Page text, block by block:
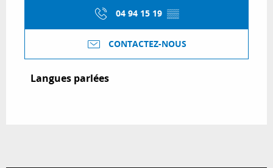
04 94 15 19 ▒▒
CONTACTEZ-NOUS
Langues parlées
Langues parlées